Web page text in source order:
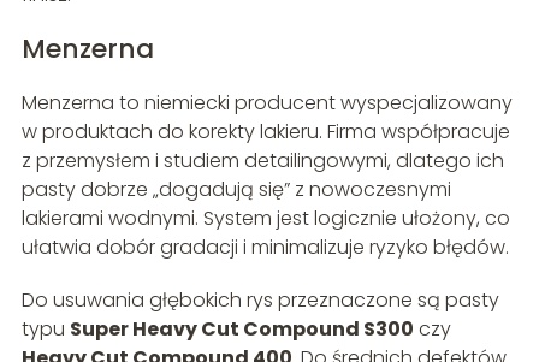
Menzerna
Menzerna to niemiecki producent wyspecjalizowany
w produktach do korekty lakieru. Firma współpracuje
z przemysłem i studiem detailingowymi, dlatego ich
pasty dobrze „dogadują się” z nowoczesnymi
lakierami wodnymi. System jest logicznie ułożony, co
ułatwia dobór gradacji i minimalizuje ryzyko błędów.
Do usuwania głębokich rys przeznaczone są pasty
typu Super Heavy Cut Compound S300 czy